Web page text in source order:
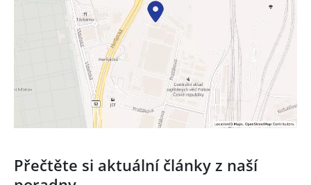
Přečtěte si aktuální články z naší